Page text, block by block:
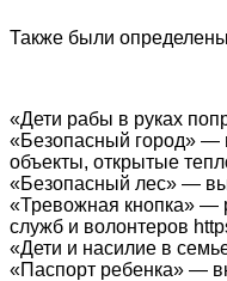
Также были
«Дети рабы в руках
«Безопасный город» —
объекты, открытые
«Безопасный лес» —
«Тревожная кнопка» —
служб и волонтеров
«Дети и насилие в
«Паспорт ребенка» —